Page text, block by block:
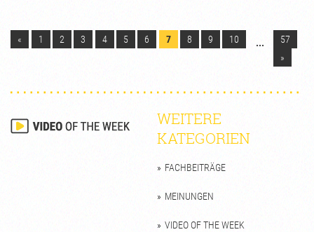
« 1 2 3 4 5 6 7 8 9 10 ...
57
»
WEITERE
KATEGORIEN
FACHBEITRÄGE
MEINUNGEN
VIDEO OF THE WEEK